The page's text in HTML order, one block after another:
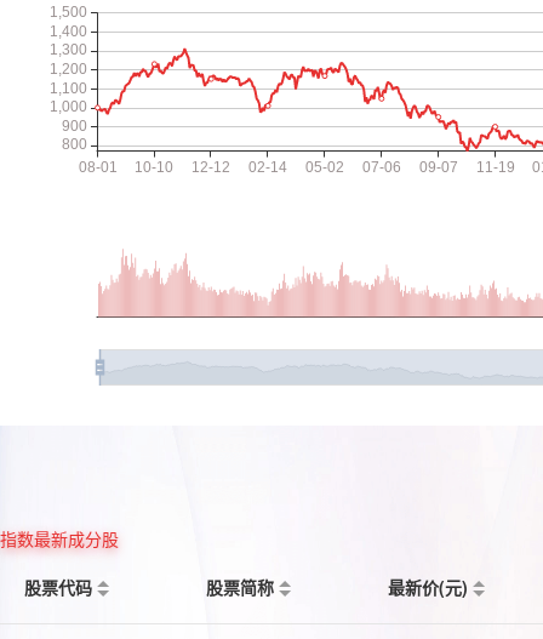
指数最新成分股
股票代码
股票简称 最新价(元)